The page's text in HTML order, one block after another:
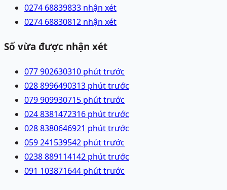
0274 68839833 nhận xét
0274 68830812 nhận xét
Số vừa được nhận xét
077 902630310 phút trước
028 8996490313 phút trước
079 909930715 phút trước
024 8381472316 phút trước
028 8380646921 phút trước
059 241539542 phút trước
0238 889114142 phút trước
091 103871644 phút trước